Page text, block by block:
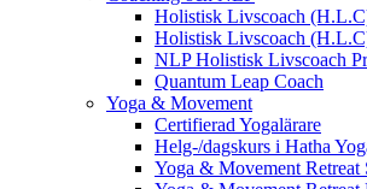
Holistisk Livscoach
Holistisk Livscoach
NLP Holistisk Livscoach
Quantum Leap Coach
Yoga & Movement
Certifierad Yogalärare
Helg-/dagskurs i Hatha
Yoga & Movement Retreat